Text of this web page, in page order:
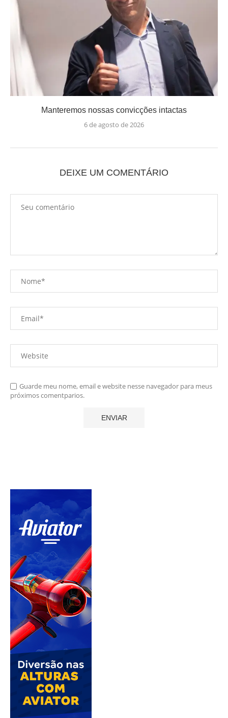
Manteremos nossas convicções intactas
6 de agosto de 2026
DEIXE UM COMENTÁRIO
Guarde meu nome, email e website nesse navegador para meus
próximos comentparios.